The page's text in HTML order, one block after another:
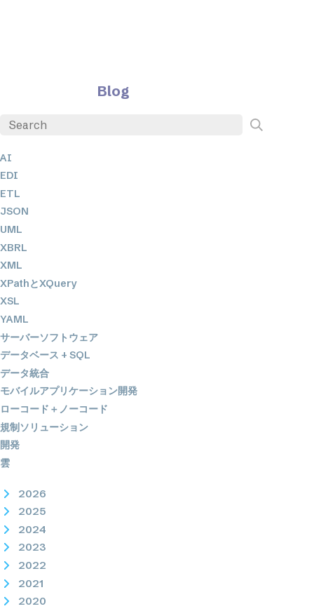
Blog
AI
EDI
ETL
JSON
UML
XBRL
XML
XPathとXQuery
XSL
YAML
サーバーソフトウェア
データベース + SQL
データ統合
モバイルアプリケーション開発
ローコード＋ノーコード
規制ソリューション
開発
雲
2026
2025
2024
2023
2022
2021
2020